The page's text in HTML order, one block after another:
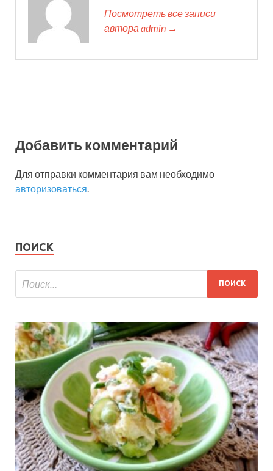
Посмотреть все записи
автора admin →
Добавить комментарий
Для отправки комментария вам необходимо
авторизоваться
ПОИСК